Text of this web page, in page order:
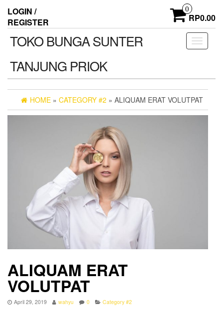
the
content
LOGIN /
REGISTER
0
RP0.00
Toggle
TOKO BUNGA SUNTER
TANJUNG PRIOK
HOME » CATEGORY #2 » ALIQUAM ERAT VOLUTPAT
ALIQUAM ERAT
VOLUTPAT
April 29, 2019 wahyu 0 Category #2